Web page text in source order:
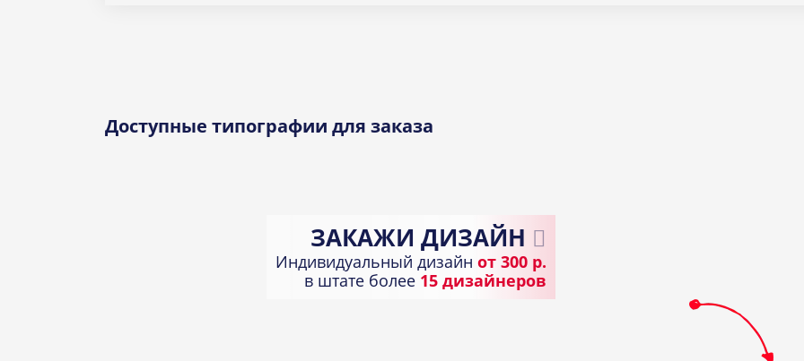
Доступные типографии для заказа
ЗАКАЖИ ДИЗАЙН
Индивидуальный дизайн от 300 р.
в штате более 15 дизайнеров